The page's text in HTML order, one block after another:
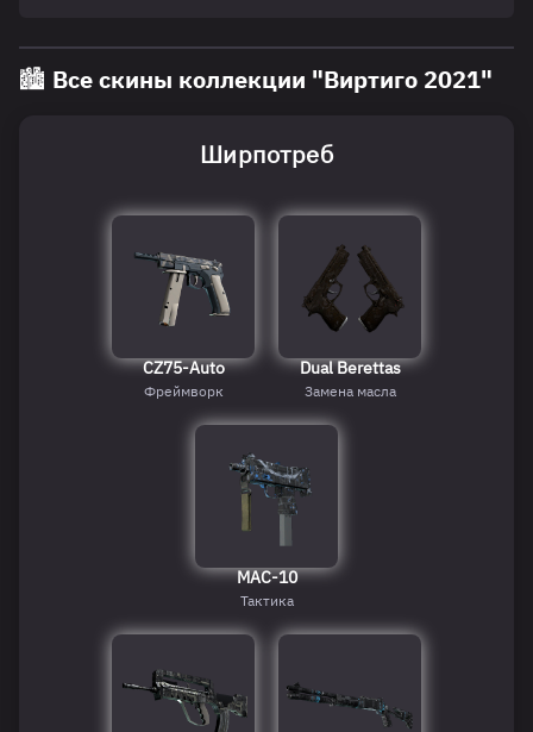
🏙️ Все скины коллекции "Виртиго 2021"
Ширпотреб
CZ75-Auto
Фреймворк
Dual Berettas
Замена масла
MAC-10
Тактика